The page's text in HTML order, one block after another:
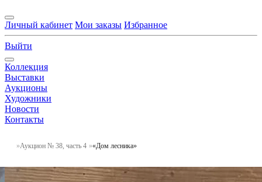
Личный кабинет Мои заказы Избранное
Выйти
Коллекция
Выставки
Аукционы
Художники
Новости
Контакты
Аукцион № 38, часть 4 «Дом лесника»